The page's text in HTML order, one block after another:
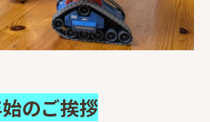
のご挨拶